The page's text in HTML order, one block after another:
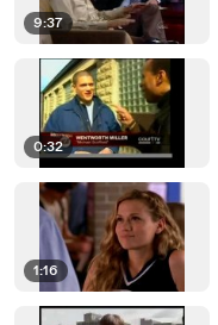
9:37
0:32
1:16